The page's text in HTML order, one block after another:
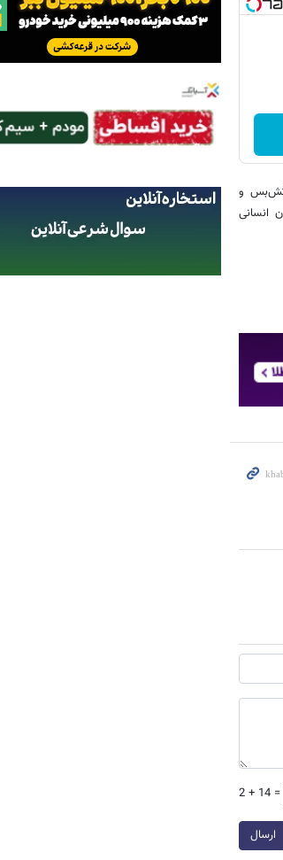
آتش‌بس و
انسانی
2 + 14 =
ارسال